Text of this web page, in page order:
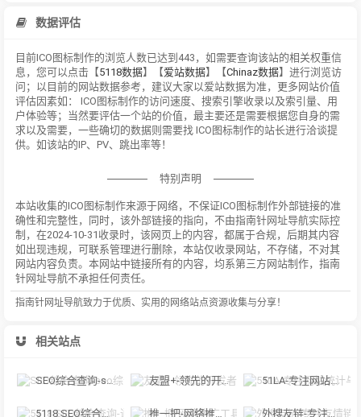
数据评估
目前ICO图标制作的浏览人数已达到443，如需要查询该站的相关权重信
息，您可以点击【5118数据】【爱站数据】【Chinaz数据】进行浏览访
问；以目前的网站数据参考，建议大家以爱站数据为准，更多网站价值
评估因素如： ICO图标制作的访问速度、搜索引擎收录以及索引量、用
户体验等；当然要评估一个站的价值，最主要还是需要根据您自身的需
求以及需要，一些确切的数据则需要找 ICO图标制作的站长进行洽谈提
供。如该站的IP、PV、跳出率等！
特别声明
本站收集的ICO图标制作来源于网络，不保证ICO图标制作外部链接的准
确性和完整性，同时，该外部链接的指向，不由指南针网址导航实际控
制，在2024-10-31收录时，该网页上的内容，都属于合规，后期其内容
如出现违规，可联系管理进行删除，本站仅收录网站，不存储，不对其
网站内容负责。本网站中链接所有的内容，均系第三方网站制作，指南
针网址导航不承担任何责任。
指南针网址导航致力于优质、实用的网络站点资源收集与分享！
相关站点
SEO综合查询-seo综合查询可以查到该网站在各大搜索引擎的信息，包括收录， 友盟+-领先的开发者服务及数据智能服务商 51LA-专注网站统计与数据分析行业
5118 SEO综合查询-通过对排名各类大数据挖掘,提供关键词挖掘,行业词库,站群权重 推一把-网络推广工具资源 外搜友链-专注友情链接交换、友情链接交易、友情链接查询和友情链接监控